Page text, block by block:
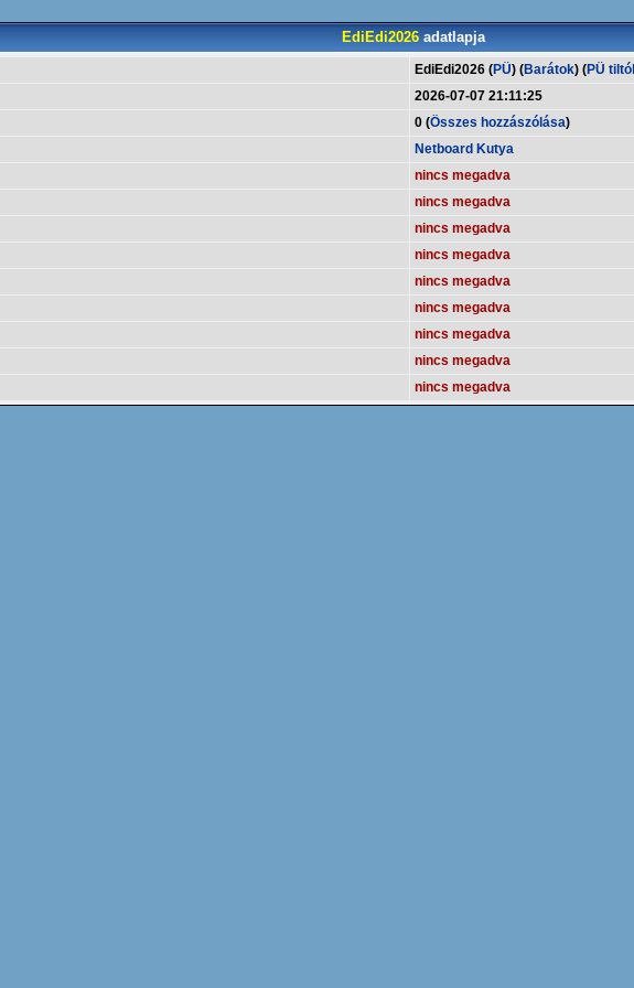
EdiEdi2026 adatlapja
EdiEdi2026 (PÜ) (Barátok) (PÜ
2026-07-07 21:11:25
0 (Összes hozzászólása)
Netboard Kutya
nincs megadva
nincs megadva
nincs megadva
nincs megadva
nincs megadva
nincs megadva
nincs megadva
nincs megadva
nincs megadva